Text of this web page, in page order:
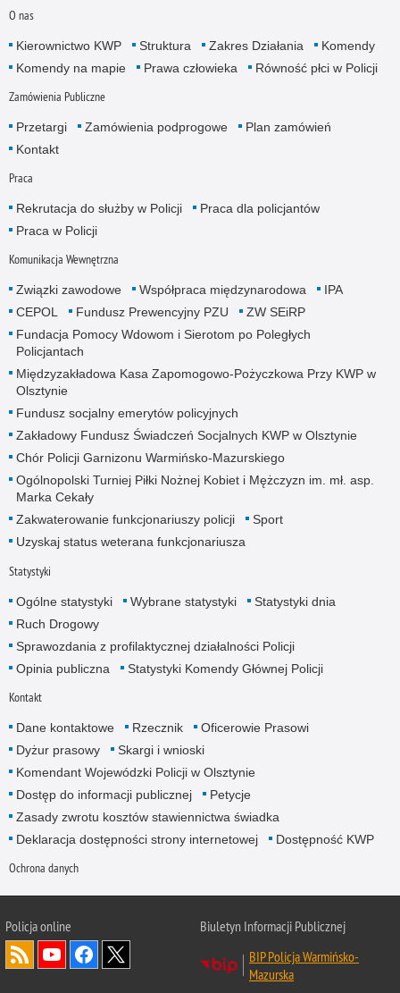
O nas
Kierownictwo KWP Struktura Zakres Działania
Komendy
Komendy na mapie
Prawa człowieka Równość płci w Policji
Zamówienia Publiczne
Przetargi Zamówienia podprogowe
Plan zamówień
Kontakt
Praca
Rekrutacja do służby w Policji
Praca dla policjantów
Praca w Policji
Komunikacja Wewnętrzna
Związki zawodowe Współpraca międzynarodowa
IPA
CEPOL
Fundusz Prewencyjny PZU
ZW SEiRP
Fundacja Pomocy Wdowom i Sierotom po Poległych
Policjantach
Międzyzakładowa Kasa Zapomogowo-Pożyczkowa Przy KWP w
Olsztynie
Fundusz socjalny emerytów policyjnych
Zakładowy Fundusz Świadczeń Socjalnych KWP w Olsztynie
Chór Policji Garnizonu Warmińsko-Mazurskiego
Ogólnopolski Turniej Piłki Nożnej Kobiet i Mężczyzn im. mł. asp.
Marka Cekały
Zakwaterowanie funkcjonariuszy policji
Sport
Uzyskaj status weterana funkcjonariusza
Statystyki
Ogólne statystyki Wybrane statystyki
Statystyki dnia
Ruch Drogowy
Sprawozdania z profilaktycznej działalności Policji
Opinia publiczna
Statystyki Komendy Głównej Policji
Kontakt
Dane kontaktowe Rzecznik
Oficerowie Prasowi
Dyżur prasowy
Skargi i wnioski
Komendant Wojewódzki Policji w Olsztynie
Dostęp do informacji publicznej
Petycje
Zasady zwrotu kosztów stawiennictwa świadka
Deklaracja dostępności strony internetowej
Dostępność KWP
Ochrona danych
Policja online
Biuletyn Informacji Publicznej
BIP Policja Warmińsko-
Mazurska